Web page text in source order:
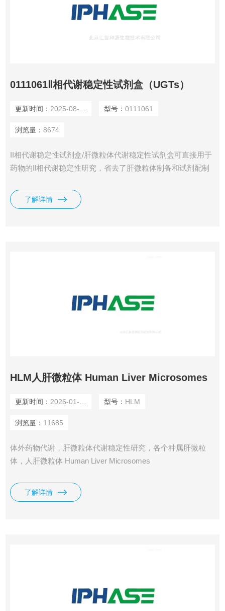
0111061Ⅱ相代谢稳定性试剂盒（UGTs）
更新时间： 2025-08-09 型号： 0111061
浏览量： 8674
II相代谢稳定性试剂盒/肝微粒体代谢稳定性试剂盒可直接用于
药物的Ⅱ相代谢稳定性研究，省去了肝微粒体制备和试剂配制
严格的质量检测，符合Ⅱ相代谢稳定性研究试验要求，实验结
果准确、可靠、重现性好。
了解详情
HLM人肝微粒体 Human Liver Microsomes
更新时间： 2026-01-06 型号： HLM
浏览量： 11685
体外药物代谢，肝微粒体代谢稳定性研究，各个种属肝微粒
体，人肝微粒体 Human Liver Microsomes
了解详情